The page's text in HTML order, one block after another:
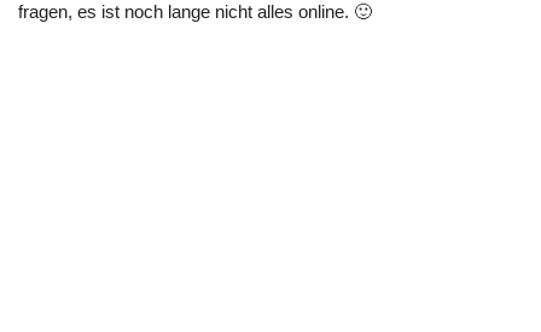
fragen, es ist noch lange nicht alles online. 🙂